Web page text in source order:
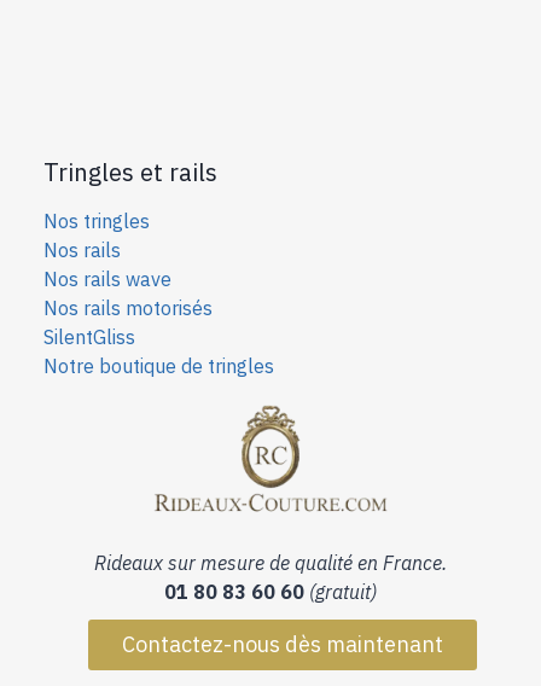
Tringles et rails
Nos tringles
Nos rails
Nos rails wave
Nos rails motorisés
SilentGliss
Notre boutique de tringles
Rideaux sur mesure de qualité en France.
01 80 83 60 60 (gratuit)
Contactez-nous dès maintenant